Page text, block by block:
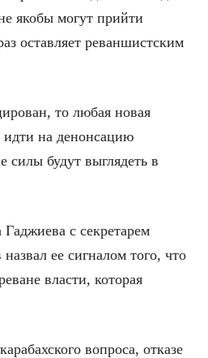
якобы могут прийти
оставляет реваншистским
то любая новая
идти на денонсацию
силы будут выглядеть в
с секретарем
ее сигналом того, что
власти, которая
вопроса, отказе